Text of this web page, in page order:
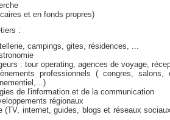
et en fonds propres)
:
campings, gites, résidences, ...
: tour operating, agences de voyage,
professionnels ( congres, salons,
de l'information et de la communication
régionaux
(TV, internet, guides, blogs et réseaux